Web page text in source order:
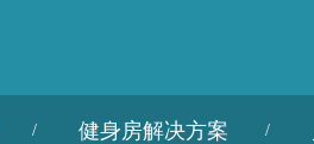
健身房解决方案